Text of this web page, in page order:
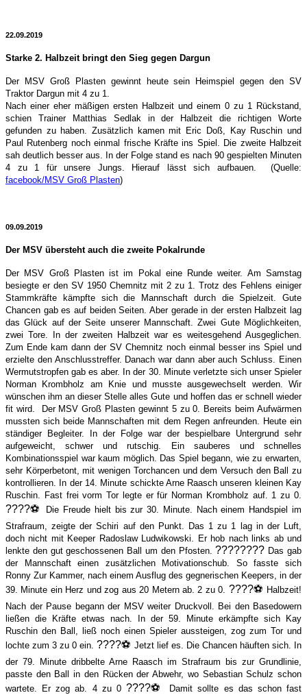
22.09.2019
Starke 2. Halbzeit bringt den Sieg gegen Dargun
Der MSV Groß Plasten gewinnt heute sein Heimspiel gegen den SV
Traktor Dargun mit 4 zu 1.
Nach einer eher mäßigen ersten Halbzeit und einem 0 zu 1 Rückstand,
schien Trainer Matthias Sedlak in der Halbzeit die richtigen Worte
gefunden zu haben. Zusätzlich kamen mit Eric Doß, Kay Ruschin und
Paul Rutenberg noch einmal frische Kräfte ins Spiel. Die zweite Halbzeit
sah deutlich besser aus. In der Folge stand es nach 90 gespielten Minuten
4 zu 1 für unsere Jungs. Hierauf lässt sich aufbauen. (Quelle:
facebook/MSV Groß Plasten)
09.09.2019
Der MSV übersteht auch die zweite Pokalrunde
Der MSV Groß Plasten ist im Pokal eine Runde weiter. Am Samstag
besiegte er den SV 1950 Chemnitz mit 2 zu 1. Trotz des Fehlens einiger
Stammkräfte kämpfte sich die Mannschaft durch die Spielzeit. Gute
Chancen gab es auf beiden Seiten. Aber gerade in der ersten Halbzeit lag
das Glück auf der Seite unserer Mannschaft. Zwei Gute Möglichkeiten,
zwei Tore. In der zweiten Halbzeit war es weitesgehend Ausgeglichen.
Zum Ende kam dann der SV Chemnitz noch einmal besser ins Spiel und
erzielte den Anschlusstreffer. Danach war dann aber auch Schluss. Einen
Wermutstropfen gab es aber. In der 30. Minute verletzte sich unser Spieler
Norman Krombholz am Knie und musste ausgewechselt werden. Wir
wünschen ihm an dieser Stelle alles Gute und hoffen das er schnell wieder
fit wird.
Der MSV Groß Plasten gewinnt 5 zu 0. Bereits beim Aufwärmen
mussten sich beide Mannschaften mit dem Regen anfreunden. Heute ein
ständiger Begleiter. In der Folge war der bespielbare Untergrund sehr
aufgeweicht, schwer und rutschig. Ein sauberes und schnelles
Kombinationsspiel war kaum möglich. Das Spiel begann, wie zu erwarten,
sehr Körperbetont, mit wenigen Torchancen und dem Versuch den Ball zu
kontrollieren. In der 14. Minute schickte Arne Raasch unseren kleinen Kay
Ruschin. Fast frei vorm Tor legte er für Norman Krombholz auf. 1 zu 0.
????⚽️
Die Freude hielt bis zur 30. Minute. Nach einem Handspiel im
Strafraum, zeigte der Schiri auf den Punkt. Das 1 zu 1 lag in der Luft,
doch nicht mit Keeper Radoslaw Ludwikowski. Er hob nach links ab und
lenkte den gut geschossenen Ball um den Pfosten.???????? Das gab
der Mannschaft einen zusätzlichen Motivationschub. So fasste sich
Ronny Zur Kammer, nach einem Ausflug des gegnerischen Keepers, in der
39. Minute ein Herz und zog aus 20 Metern ab. 2 zu 0. ????⚽️ Halbzeit!
Nach der Pause begann der MSV weiter Druckvoll. Bei den Basedowern
ließen die Kräfte etwas nach. In der 59. Minute erkämpfte sich Kay
Ruschin den Ball, ließ noch einen Spieler aussteigen, zog zum Tor und
lochte zum 3 zu 0 ein.????⚽️ Jetzt lief es. Die Chancen häuften sich. In
der 79. Minute dribbelte Arne Raasch im Strafraum bis zur Grundlinie,
passte den Ball in den Rücken der Abwehr, wo Sebastian Schulz schon
wartete. Er zog ab. 4 zu 0 ????⚽️
Damit sollte es das schon fast